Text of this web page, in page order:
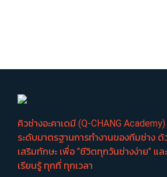
คิวช่างอะคาเดมี (Q-CHANG
ระดับมาตรฐานการทำงานของทีมช่าง ด้
เสริมทักษะ เพื่อ "ชีวิตทุกวันช่างง่าย" แล
เรียนรู้ ทุกที่ ทุกเวลา